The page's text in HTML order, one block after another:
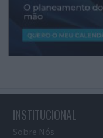
INSTITUCIONAL
Sobre Nós